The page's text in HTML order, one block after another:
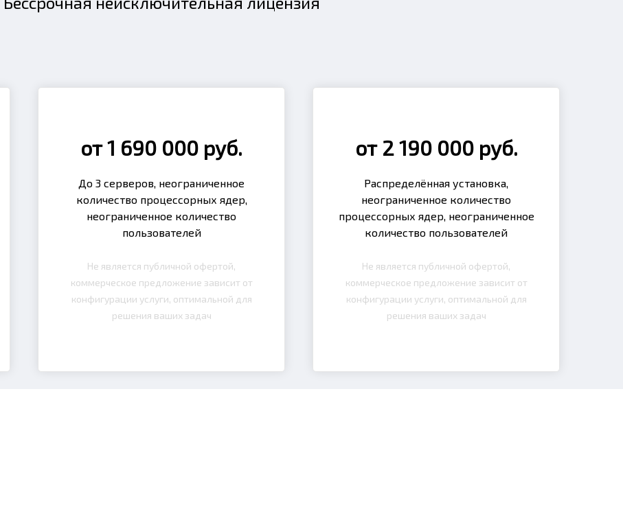
от 1 690 000 руб.
До 3 серверов, неограниченное
количество процессорных ядер,
неограниченное количество
пользователей
Не является публичной офертой,
коммерческое предложение зависит от
конфигурации услуги, оптимальной для
решения ваших задач
от 2 190 000 руб.
Распределённая установка,
неограниченное количество
процессорных ядер, неограниченное
количество пользователей
Не является публичной офертой,
коммерческое предложение зависит от
конфигурации услуги, оптимальной для
решения ваших задач